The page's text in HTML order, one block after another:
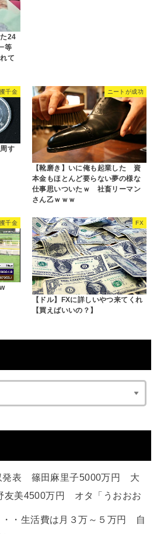
24
等
て
千金
す
ニートが成功
【靴磨き】いに俺も起業した 資
本金もほとんど要らない夢の様な
仕事思いついたｗ 社畜リーマン
さん乙ｗｗｗ
千金 FX
【ドル】FXに詳しいやつ来てくれ
【買えばいいの？】
発表 篠田麻里子5000万円 大
美4500万円 オタ「うおおお
・・生活費は月３万～５万円 自